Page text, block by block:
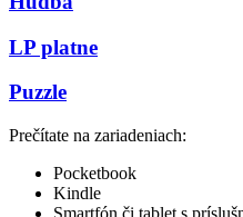
LP platne
Puzzle
Prečítate na zariadeniach:
Pocketbook
Kindle
Smartfón či tablet s